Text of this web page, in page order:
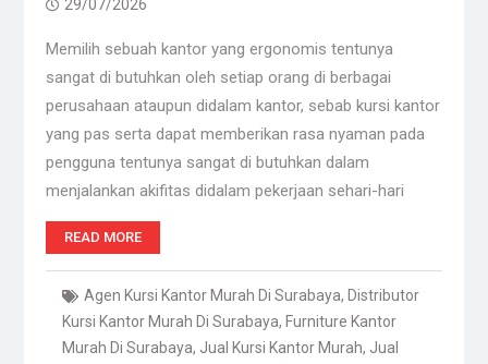
29/07/2026
Memilih sebuah kantor yang ergonomis tentunya
sangat di butuhkan oleh setiap orang di berbagai
perusahaan ataupun didalam kantor, sebab kursi kantor
yang pas serta dapat memberikan rasa nyaman pada
pengguna tentunya sangat di butuhkan dalam
menjalankan akifitas didalam pekerjaan sehari-hari
READ MORE
Agen Kursi Kantor Murah Di Surabaya, Distributor
Kursi Kantor Murah Di Surabaya, Furniture Kantor
Murah Di Surabaya, Jual Kursi Kantor Murah, Jual